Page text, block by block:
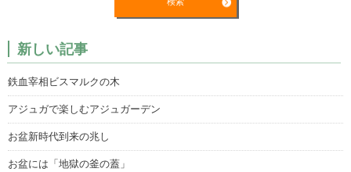
新しい記事
鉄血宰相ビスマルクの木
アジュガで楽しむアジュガーデン
お盆新時代到来の兆し
お盆には「地獄の釜の蓋」